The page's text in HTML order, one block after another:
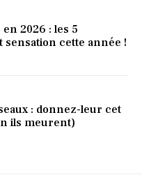
2026 : les 5
cette année !
: donnez-leur cet
ils meurent)